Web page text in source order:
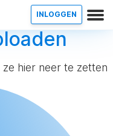
INLOGGEN
hier neer te zetten